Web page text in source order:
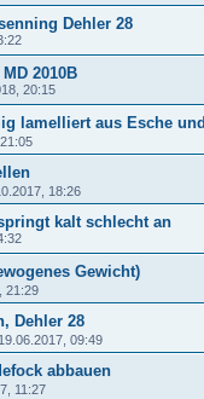
Dehler 28
2010B
20:15
lamelliert aus Esche
18:26
kalt schlecht an
Gewicht)
21:29
Dehler 28
19.06.2017, 09:49
abbauen
11:27